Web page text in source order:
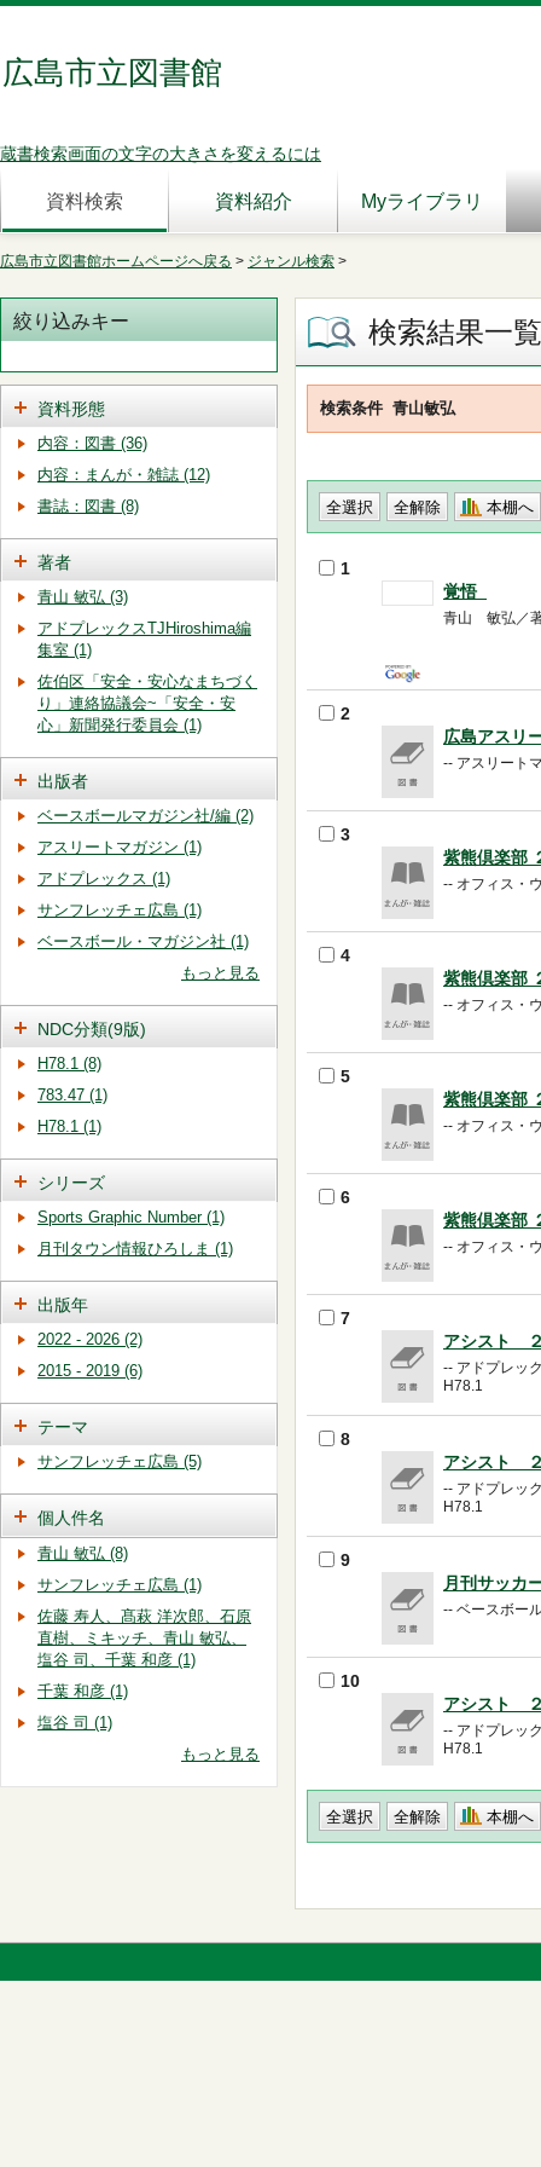
広島市立図書館
蔵書検索画面の文字の大きさを変えるには
資料検索 資料紹介 Myライブラリ
広島市立図書館ホームページへ戻る > ジャンル検索 >
検索結果一覧
検索条件 青山敏弘
本棚へ
1
覚悟
青山 敏弘／著
2
広島アスリ
-- アスリート
3
紫熊倶楽部
-- オフィス・
4
紫熊倶楽部
-- オフィス・
5
紫熊倶楽部
-- オフィス・
6
紫熊倶楽部
-- オフィス・
7
アシスト
-- アドプレッ
H78.1
8
アシスト
-- アドプレッ
H78.1
9
月刊サッ
-- ベースボー
10
アシスト
-- アドプレッ
H78.1
本棚へ
絞り込みキー
資料形態
内容：図書 (36)
内容：まんが・雑誌 (12)
書誌：図書 (8)
著者
青山 敏弘 (3)
アドプレックスTJHiroshima編
集室 (1)
佐伯区「安全・安心なまちづく
り」連絡協議会~「安全・安
心」新聞発行委員会 (1)
出版者
ベースボールマガジン社/編 (2)
アスリートマガジン (1)
アドプレックス (1)
サンフレッチェ広島 (1)
ベースボール・マガジン社 (1)
もっと見る
NDC分類(9版)
H78.1 (8)
783.47 (1)
H78.1 (1)
シリーズ
Sports Graphic Number (1)
月刊タウン情報ひろしま (1)
出版年
2022 - 2026 (2)
2015 - 2019 (6)
テーマ
サンフレッチェ広島 (5)
個人件名
青山 敏弘 (8)
サンフレッチェ広島 (1)
佐藤 寿人、髙萩 洋次郎、石原
直樹、ミキッチ、青山 敏弘、
塩谷 司、千葉 和彦 (1)
千葉 和彦 (1)
塩谷 司 (1)
もっと見る